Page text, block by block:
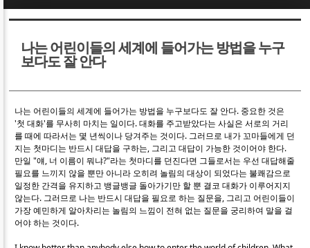
나는 어린이들의 세계에 들어가는 방법을 누구
보다도 잘 안다
나는 어린이들의 세계에 들어가는 방법을 누구보다도 잘 안다. 중요한 것은
'첫 대화'를 무사히 마치는 일이다. 대화를 주고받았다는 사실은 서로의 거리
를 때에 따라서는 몇 년씩이나 당겨주는 것이다. 그러므로 내가 꼬마들에게 던
지는 첫마디는 반드시 대답을 구하는, 그리고 대답이 가능한 것이어야 한다.
만일 "얘, 너 이름이 뭐냐?"라는 첫마디를 던진다면 그들로서는 우선 대답해줄
필요를 느끼지 않을 뿐만 아니라 오히려 놀림의 대상이 되었다는 불쾌감으로
일정한 간격을 유지하고 뱅글뱅글 돌아가기만 할 뿐 결코 대화가 이루어지지
않는다. 그러므로 나는 반드시 대답을 필요로 하는 질문을, 그리고 어린이들이
가장 예민하게 알아차리는 놀림의 느낌이 전혀 없는 질문을 궁리하여 말을 걸
어야 하는 것이다.
Sketchbook5, 스케치북5
Sketchbook5, 스케치북5
Sketchbook5, 스케치북5
Sketchbook5, 스케치북5